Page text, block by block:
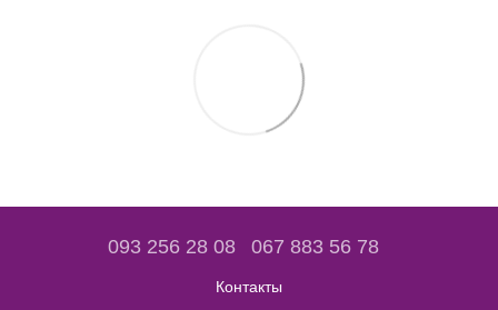
093 256 28 08 067 883 56 78
Контакты